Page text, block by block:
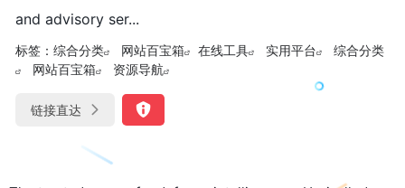
and advisory ser...
标签： 综合分类 网站百宝箱 在线工具 实用平台
综合分类
网站百宝箱
资源导航
链接直达